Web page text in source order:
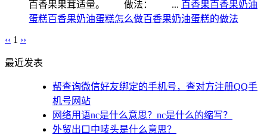
百香果果茸适量。 做法： ... 百香果百香果奶油
蛋糕百香果奶油蛋糕怎么做百香果奶油蛋糕的做法
‹‹ 1 ››
最近发表
帮查询微信好友绑定的手机号，查对方注册QQ手
机号网站
网络用语nc是什么意思？nc是什么的缩写？
外贸出口中唛头是什么意思？